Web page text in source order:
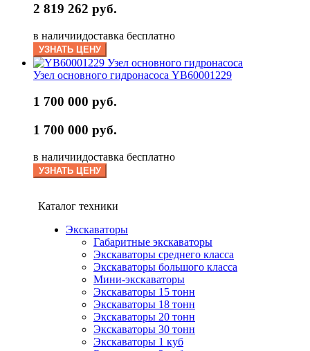
2 819 262 руб.
в наличиидоставка бесплатно
УЗНАТЬ ЦЕНУ
Узел основного гидронасоса YB60001229
1 700 000 руб.
1 700 000 руб.
в наличиидоставка бесплатно
УЗНАТЬ ЦЕНУ
Каталог техники
Экскаваторы
Габаритные экскаваторы
Экскаваторы среднего класса
Экскаваторы большого класса
Мини-экскаваторы
Экскаваторы 15 тонн
Экскаваторы 18 тонн
Экскаваторы 20 тонн
Экскаваторы 30 тонн
Экскаваторы 1 куб